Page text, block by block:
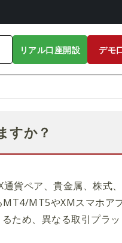
リアル口座開設 デモ
すか？
貨ペア、貴金属、株式
MT4/MT5やXMスマホア
ため、異なる取引プラ